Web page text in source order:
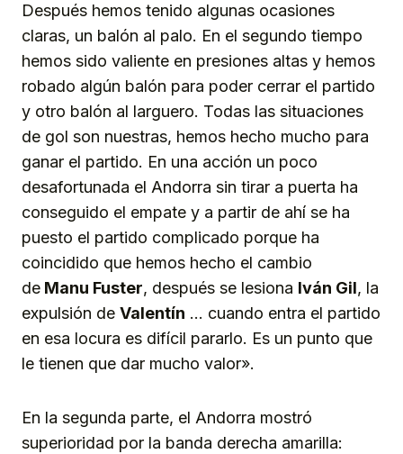
Después hemos tenido algunas ocasiones
claras, un balón al palo. En el segundo tiempo
hemos sido valiente en presiones altas y hemos
robado algún balón para poder cerrar el partido
y otro balón al larguero. Todas las situaciones
de gol son nuestras, hemos hecho mucho para
ganar el partido. En una acción un poco
desafortunada el Andorra sin tirar a puerta ha
conseguido el empate y a partir de ahí se ha
puesto el partido complicado porque ha
coincidido que hemos hecho el cambio
de Manu Fuster, después se lesiona Iván Gil, la
expulsión de Valentín … cuando entra el partido
en esa locura es difícil pararlo. Es un punto que
le tienen que dar mucho valor».
En la segunda parte, el Andorra mostró
superioridad por la banda derecha amarilla: